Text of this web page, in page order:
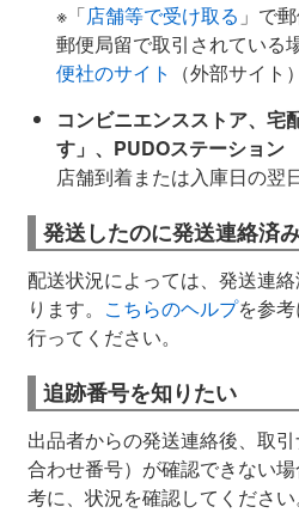
※「店舗等で受け取る 」で
郵便局留で取引されている
便社のサイト
（外部サイト
コンビニエンスストア、宅
す」、PUDOステーション
店舗到着または入庫日の翌
発送したのに発送連絡済
配送状況によっては、発送連
ります。 こちらのヘルプを参
行ってください。
追跡番号を知りたい
出品者からの発送連絡後、取
合わせ番号）が確認できない
考に、状況を確認してください